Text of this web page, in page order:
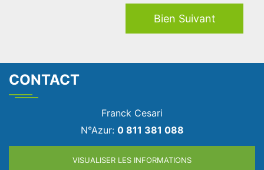
Bien Suivant
CONTACT
Franck Cesari
N°Azur: 0 811 381 088
VISUALISER LES INFORMATIONS